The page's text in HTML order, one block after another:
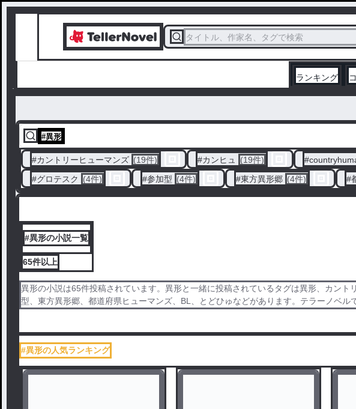
タイトル、作家名、タグで検索
ランキング
#異形
#カントリーヒューマンズ (19件) #カンヒュ (19件) #
#グロテスク (4件) #参加型 (4件) #東方異形郷 (4件) #
#異形の小説一覧
65件以上
異形の小説は65件投稿されています。異形と一緒に投稿されているタグは異形、カン
型、東方異形郷、都道府県ヒューマンズ、BL、とどひゅなどがあります。テラーノベル
#異形の人気ランキング